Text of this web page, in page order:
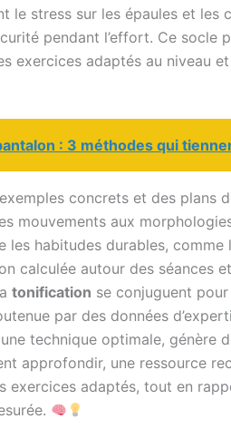
le stress sur les épaules et les
pendant l’effort. Ce socle
exercices adaptés au niveau
: 3 méthodes qui
concrets et des plans
mouvements aux
les habitudes durables, comme
calculée autour des séances
tonification se conjuguent
par des données
technique optimale, génère
approfondir, une ressource
adaptés, tout en